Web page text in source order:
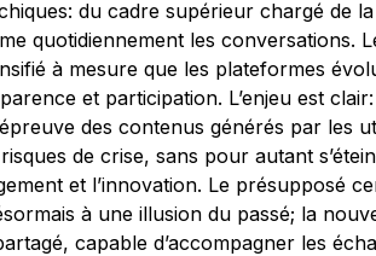
du cadre supérieur chargé de
quotidiennement les conversations.
à mesure que les plateformes
et participation. L’enjeu est
des contenus générés par les
de crise, sans pour autant
et l’innovation. Le présupposé
à une illusion du passé; la
capable d’accompagner les